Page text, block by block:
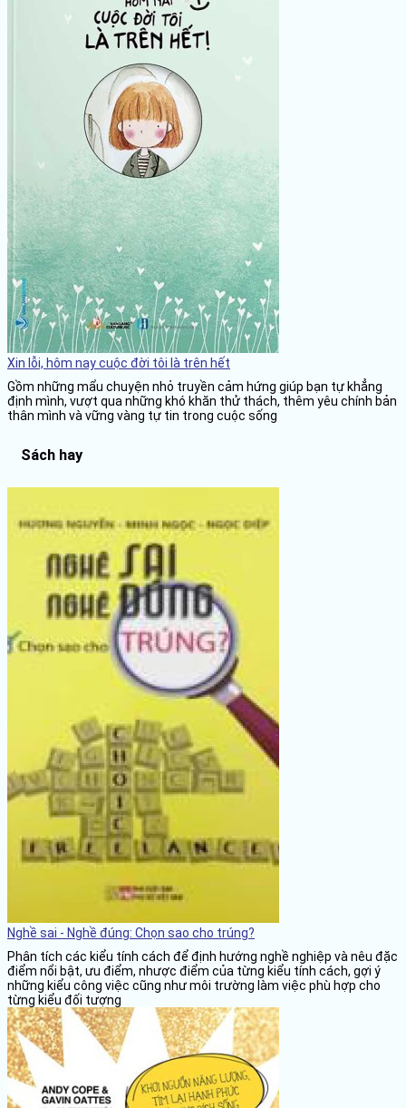
Xin lỗi, hôm nay cuộc đời tôi là trên hết
Gồm những mẩu chuyện nhỏ truyền cảm hứng giúp bạn tự khẳng
định mình, vượt qua những khó khăn thử thách, thêm yêu chính bản
thân mình và vững vàng tự tin trong cuộc sống
Sách hay
Nghề sai - Nghề đúng: Chọn sao cho trúng?
Phân tích các kiểu tính cách để định hướng nghề nghiệp và nêu đặc
điểm nổi bật, ưu điểm, nhược điểm của từng kiểu tính cách, gợi ý
những kiểu công việc cũng như môi trường làm việc phù hợp cho
từng kiểu đối tượng